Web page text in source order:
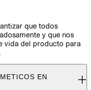
que todos
y que nos
vida del producto para
EN